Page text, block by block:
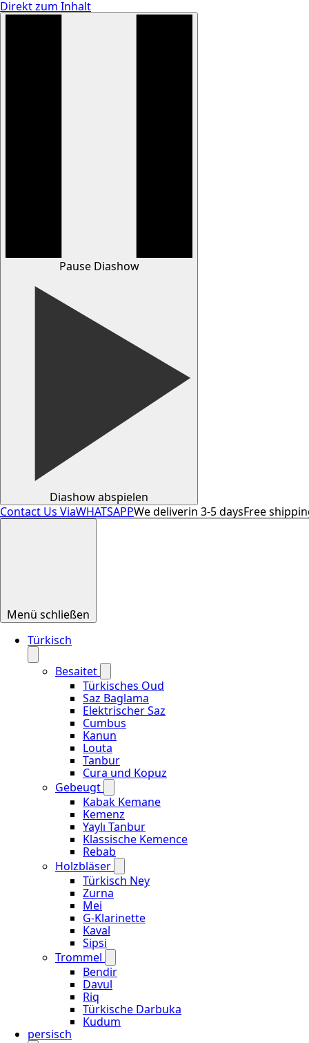
Direkt zum Inhalt
Pause Diashow
Diashow abspielen
Free
Contact Us ViaWHATSAPPWe deliverin 3-5 days
Menü schließen
Türkisch
Besaitet
Türkisches Oud
Saz Baglama
Elektrischer Saz
Cumbus
Kanun
Louta
Tanbur
Cura und Kopuz
Gebeugt
Kabak Kemane
Kemenz
Yaylı Tanbur
Klassische Kemence
Rebab
Holzbläser
Türkisch Ney
Zurna
Mei
G-Klarinette
Kaval
Sipsi
Trommel
Bendir
Davul
Riq
Türkische Darbuka
Kudum
persisch